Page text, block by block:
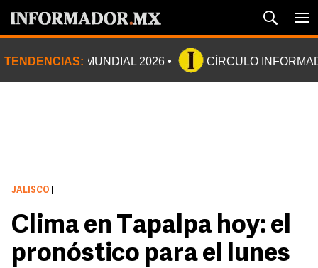
TENDENCIAS: MUNDIAL 2026 CÍRCULO
JALISCO
Clima en Tapalpa hoy: el
pronóstico para el lunes